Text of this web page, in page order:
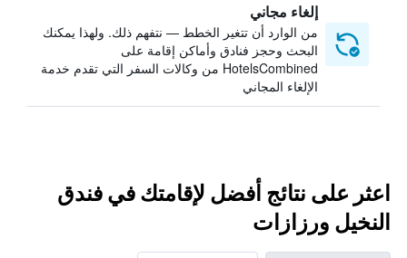
إلغاء مجاني
من الوارد أن تتغير الخطط — نتفهم ذلك. ولهذا يمكنك
البحث وحجز فنادق وأماكن إقامة على
HotelsCombined من وكالات السفر التي تقدم خدمة
الإلغاء المجاني
اعثر على نتائج أفضل لإقامتك في فندق
النخيل ورزازات